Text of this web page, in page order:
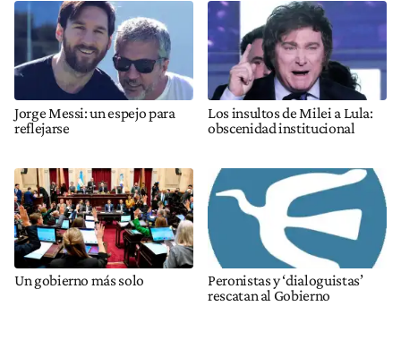
Jorge Messi: un espejo para
reflejarse
Los insultos de Milei a Lula:
obscenidad institucional
Un gobierno más solo
Peronistas y ‘dialoguistas’
rescatan al Gobierno